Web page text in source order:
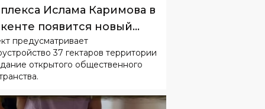
37 гектаров территории
открытого общественного